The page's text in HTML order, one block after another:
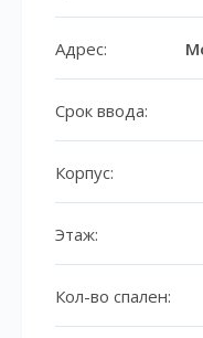
Адрес:
Срок ввода:
Корпус:
Этаж:
Кол-во спален: